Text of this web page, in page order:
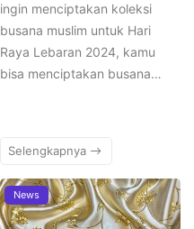
ingin menciptakan koleksi
busana muslim untuk Hari
Raya Lebaran 2024, kamu
bisa menciptakan busana…
Selengkapnya
News